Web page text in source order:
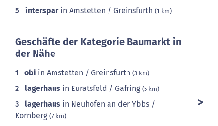
5 intersparin Amstetten / Greinsfurth (1 km)
Geschäfte der Kategorie Baumarkt in
der Nähe
1 obi in Amstetten / Greinsfurth (3 km)
2 lagerhaus in Euratsfeld / Gafring (5 km)
3 lagerhaus in Neuhofen an der Ybbs /
Kornberg (7 km)